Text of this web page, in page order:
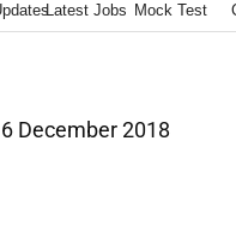
Latest Jobs Mock Test
December 2018